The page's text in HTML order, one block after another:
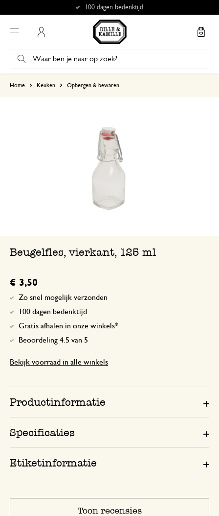
100 dagen bedenktijd
Home Keuken Opbergen & bewaren
Beugelfles, vierkant, 125 ml
€ 3,50
Zo snel mogelijk verzonden
100 dagen bedenktijd
Gratis afhalen in onze winkels*
Beoordeling 4.5 van 5
Bekijk voorraad in alle winkels
Productinformatie
Specificaties
Etiketinformatie
Toon recensies
5
Bedankt voor je positieve